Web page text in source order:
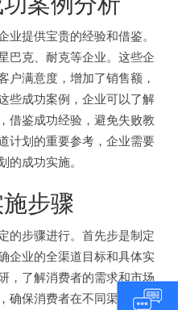
提供宝贵的经验和借鉴。
巴克、耐克等企业。这些企
户满意度，增加了销售额，
些成功案例，企业可以了解
借鉴成功经验，避免失败教
计划的重要参考，企业需要
成功实施。
步骤
的步骤进行。首先步是制定
企业的全渠道目标和具体实
，了解消费者的需求和市场
确保消费者在不同渠道之间